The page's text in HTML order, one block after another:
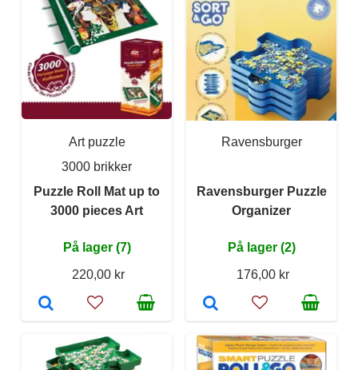
Art puzzle
3000 brikker
Puzzle Roll Mat up to
3000 pieces Art
På lager (7)
220,00 kr
Ravensburger
Ravensburger Puzzle
Organizer
På lager (2)
176,00 kr